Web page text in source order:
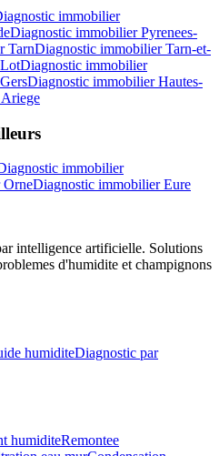
immobilier
Diagnostic immobilier Pyrenees-
TarnDiagnostic immobilier Tarn-et-
LotDiagnostic immobilier
GersDiagnostic immobilier Hautes-
Ariege
immobilier
OrneDiagnostic immobilier Eure
intelligence artificielle. Solutions
d'humidite et champignons
humiditeDiagnostic par
humiditeRemontee